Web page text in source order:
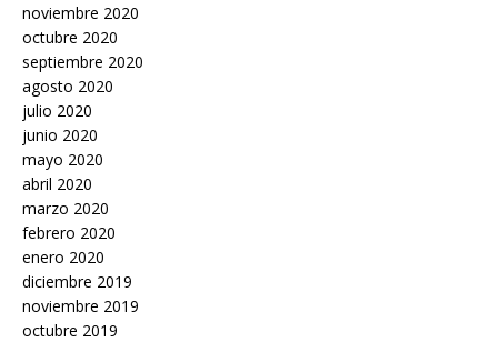
noviembre 2020
octubre 2020
septiembre 2020
agosto 2020
julio 2020
junio 2020
mayo 2020
abril 2020
marzo 2020
febrero 2020
enero 2020
diciembre 2019
noviembre 2019
octubre 2019